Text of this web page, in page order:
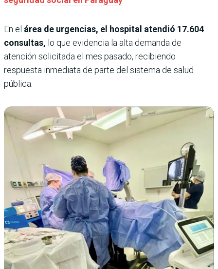
En el área de urgencias, el hospital atendió 17.604
consultas, lo que evidencia la alta demanda de
atención solicitada el mes pasado, recibiendo
respuesta inmediata de parte del sistema de salud
pública.